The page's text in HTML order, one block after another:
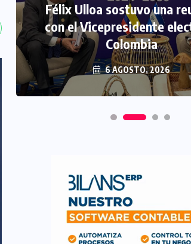
Félix Ulloa sostuvo una
con el Vicepresidente
Colombia
6 AGOSTO, 2026